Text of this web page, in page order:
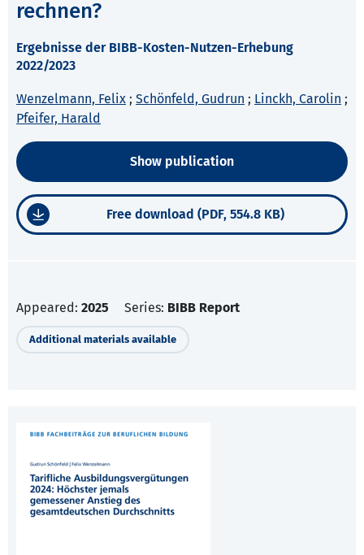
rechnen?
Ergebnisse der BIBB-Kosten-Nutzen-Erhebung
2022/2023
Wenzelmann, Felix ; Schönfeld, Gudrun ; Linckh, Carolin ;
Pfeifer, Harald
Show publication
Free download (PDF, 554.8 KB)
Appeared: 2025 Series: BIBB Report
Additional materials available